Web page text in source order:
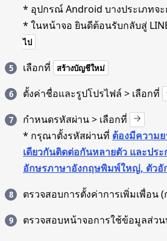
* อุปกรณ์ Android บางประเภทจ
* ในหน้าจอ ยินดีต้อนรับกลับสู่
ไป
เลือกที่ สร้างบัญชีใหม่
ตั้งค่าชื่อและรูปโปรไฟล์ > เลือกที่
กำหนดรหัสผ่าน > เลือกที่
* กรุณาตั้งรหัสผ่านที่ ต้องมีความ
เดียวกันติดต่อกันหลายตัว และปร
อักษรภาษาอังกฤษพิมพ์ใหญ่, ตัว
ตรวจสอบการตั้งค่าการเพิ่มเพื่อน
ตรวจสอบหน้าจอการใช้ข้อมูลส่ว